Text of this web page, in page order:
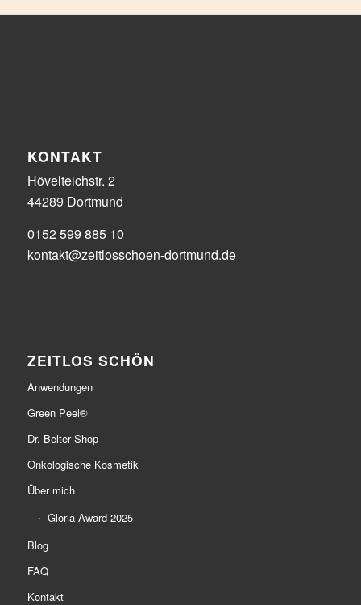
KONTAKT
Hövelteichstr. 2
44289 Dortmund
0152 599 885 10
kontakt@zeitlosschoen-dortmund.de
ZEITLOS SCHÖN
Anwendungen
Green Peel®
Dr. Belter Shop
Onkologische Kosmetik
Über mich
Gloria Award 2025
Blog
FAQ
Kontakt